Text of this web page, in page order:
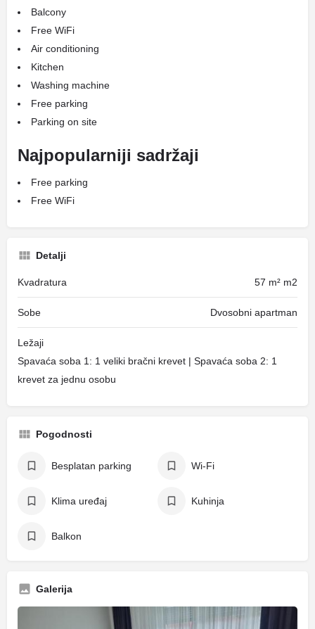
Balcony
Free WiFi
Air conditioning
Kitchen
Washing machine
Free parking
Parking on site
Najpopularniji sadržaji
Free parking
Free WiFi
Detalji
Kvadratura 57 m² m2
Sobe Dvosobni apartman
Ležaji
Spavaća soba 1: 1 veliki bračni krevet | Spavaća soba 2: 1
krevet za jednu osobu
Pogodnosti
Besplatan parking Wi-Fi
Klima uređaj Kuhinja
Balkon
Galerija